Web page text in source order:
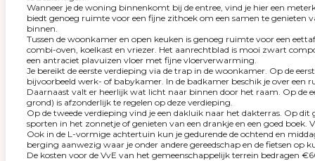
Wanneer je de woning binnenkomt bij de entree, vind je hier een
biedt genoeg ruimte voor een fijne zithoek om een samen te genieten
binnen.
Tussen de woonkamer en open keuken is genoeg ruimte voor een
combi-oven, koelkast en vriezer. Het aanrechtblad is mooi zwart
een antraciet plavuizen vloer met fijne vloerverwarming.
Je bereikt de eerste verdieping via de trap in de woonkamer. Op de
bijvoorbeeld werk- of babykamer. In de badkamer beschik je over
Daarnaast valt er heerlijk wat licht naar binnen door het raam. Op de
grond) is afzonderlijk te regelen op deze verdieping.
Op de tweede verdieping vind je een dakluik naar het dakterras. Op
sporten in het zonnetje of genieten van een drankje en een goed
Ook in de L-vormige achtertuin kun je gedurende de ochtend en
berging aanwezig waar je onder andere gereedschap en de fietsen
De kosten voor de VvE van het gemeenschappelijk terrein bedragen